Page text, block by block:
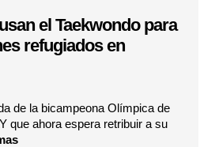
el Taekwondo para
refugiados en
de la bicampeona Olímpica de
que ahora espera retribuir a su